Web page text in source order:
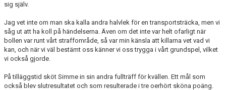
sig själv.
Jag vet inte om man ska kalla andra halvlek för en transportsträcka, men vi
såg ut att ha koll på händelserna. Även om det inte var helt ofarligt när
bollen var runt vårt straffområde, så var min känsla att killarna vet vad vi
kan, och när vi väl bestämt oss känner vi oss trygga i vårt grundspel, vilket
vi också gjorde.
På tilläggstid sköt Simme in sin andra fullträff för kvällen. Ett mål som
också blev slutresultatet och som resulterade i tre oerhört sköna poäng.